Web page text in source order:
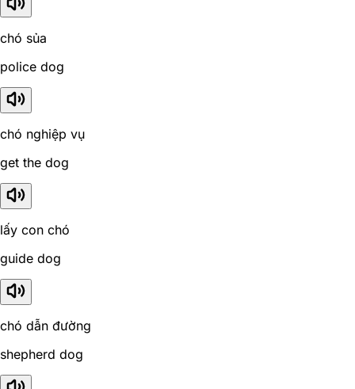
chó sủa
police dog
chó nghiệp vụ
get the dog
lấy con chó
guide dog
chó dẫn đường
shepherd dog